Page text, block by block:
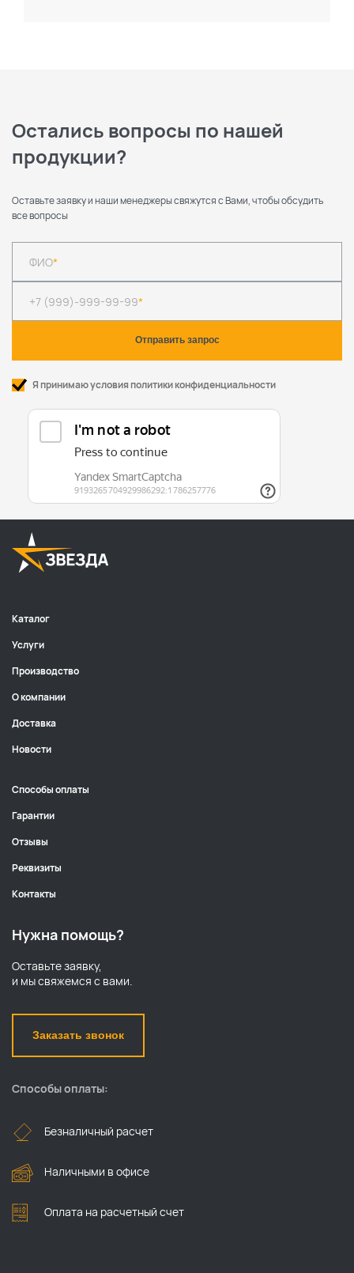
Остались вопросы по нашей
продукции?
Оставьте заявку и наши менеджеры свяжутся с Вами, чтобы обсудить
все вопросы
ФИО*
+7 (999)-999-99-99*
Я принимаю условия политики конфиденциальности
Нужна помощь?
Оставьте заявку,
и мы свяжемся с вами.
Заказать звонок
Каталог
Услуги
Производство
О компании
Доставка
Новости
Способы оплаты
Гарантии
Отзывы
Реквизиты
Контакты
Способы оплаты:
Безналичный расчет
Наличными в офисе
Оплата на расчетный счет